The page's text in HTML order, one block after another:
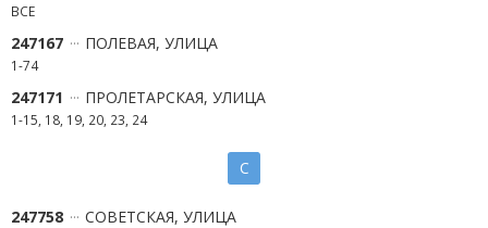
ВСЕ
247167 ПОЛЕВАЯ, УЛИЦА
1-74
247171 ПРОЛЕТАРСКАЯ, УЛИЦА
1-15, 18, 19, 20, 23, 24
С
247758 СОВЕТСКАЯ, УЛИЦА